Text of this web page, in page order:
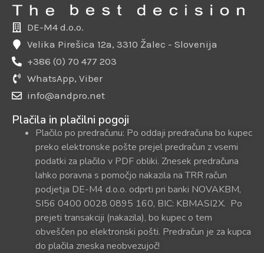
DE-M4 d.o.o.
Velika Pirešica 12a, 3310 Žalec - Slovenija
+386 (0) 70 477 203
WhatsApp, Viber
info@andpro.net
Plačila in plačilni pogoji
Plačilo po predračunu: Po oddaji predračuna bo kupec
preko elektronske pošte prejel predračun z vsemi
podatki za plačilo v PDF obliki. Znesek predračuna
lahko poravna s pomočjo nakazila na TRR račun
podjetja DE-M4 d.o.o. odprti pri banki NOVAKBM,
SI56 0400 0028 0895 160, BIC: KBMASI2X. Po
prejeti transakciji (nakazila), bo kupec o tem
obveščen po elektronski pošti. Predračun je za kupca
do plačila zneska neobvezujoč!